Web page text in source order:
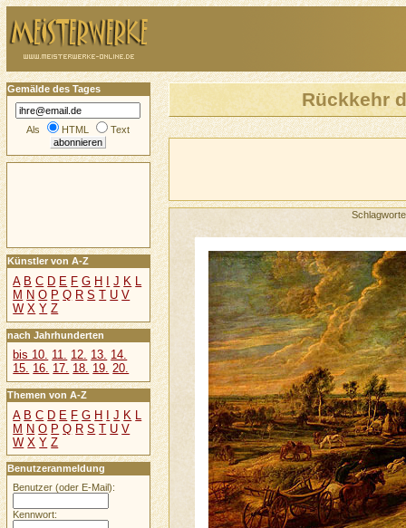
Rückkehr
Gemälde des Tages
Als HTML Text
Künstler von A-Z
A B C D E F G H J K L
M N O P Q R S T U V
W X Y Z
nach Jahrhunderten
bis 10. 11. 12. 13. 14.
15. 16. 17. 18. 19. 20.
Themen von A-Z
A B C D E F G H I J K L
M N O P Q R S T U V
W X Y Z
Benutzeranmeldung
Benutzer (oder E-Mail):
Kennwort: